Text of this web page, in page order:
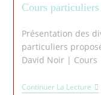
Cours particuliers
Présentation des
particuliers
David Noir | Cours
Continuer La Lecture